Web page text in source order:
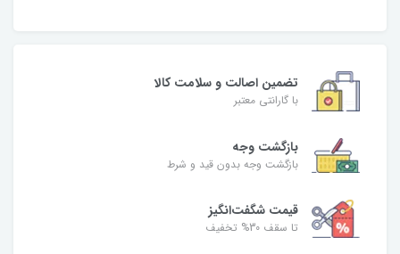
تضمین اصالت و سلامت کالا
با گارانتی معتبر
بازگشت وجه
بازگشت وجه بدون قید و شرط
قیمت شگفت‌انگیز
تا سقف 30% تخفیف